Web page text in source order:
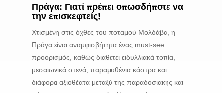
Πράγα: Γιατί πρέπει οπωσδήποτε να
την επισκεφτείς!
Χτισμένη στις όχθες του ποταμού Μολδάβα, η
Πράγα είναι αναμφισβήτητα ένας must-see
προορισμός, καθώς διαθέτει ειδυλλιακά τοπία,
μεσαιωνικά στενά, παραμυθένια κάστρα και
διάφορα αξιοθέατα μεταξύ της παραδοσιακής και